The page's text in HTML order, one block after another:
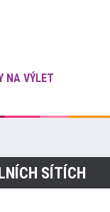
NA VÝLET
SÍTÍCH